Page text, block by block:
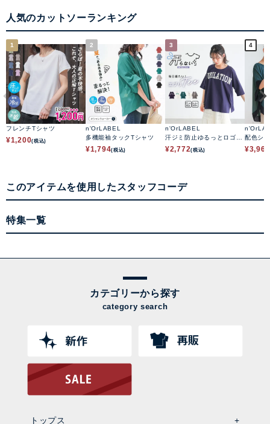
人気のカットソーランキング
1
フレンチTシャツ
¥1,200(税込)
2
n'OrLABEL
多機能袖タックTシャツ
¥1,794(税込)
3
n'OrLABEL
汗ジミ防止ゆるっとロゴT
シャツ
¥2,772(税込)
4
配色シ
ップス
¥3,960
このアイテムを使用したスタッフコーデ
特集一覧
カテゴリーから探す
category search
トップス